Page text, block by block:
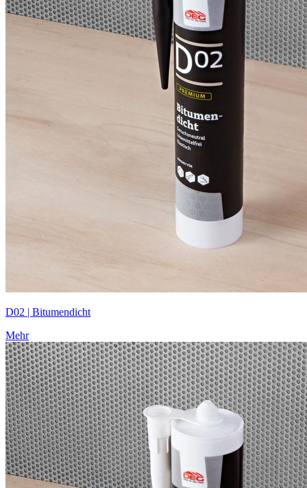
D02 | Bitumendicht
Mehr